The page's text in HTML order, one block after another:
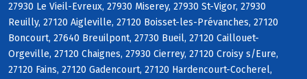
27930 Le Vieil-Evreux, 27930 Miserey, 27930 St-Vigor, 27930
Reuilly, 27120 Aigleville, 27120 Boisset-les-Prévanches, 27120
Boncourt, 27640 Breuilpont, 27730 Bueil, 27120 Caillouet-
Orgeville, 27120 Chaignes, 27930 Cierrey, 27120 Croisy s/Eure,
27120 Fains, 27120 Gadencourt, 27120 Hardencourt-Cocherel,